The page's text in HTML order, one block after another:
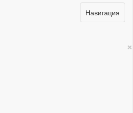
Навигация
×